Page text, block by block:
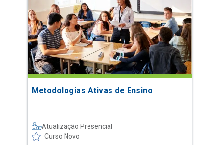
Metodologias Ativas de Ensino
Atualização Presencial
Curso Novo